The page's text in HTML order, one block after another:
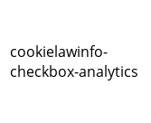
cookielawinfo-
checkbox-analytics